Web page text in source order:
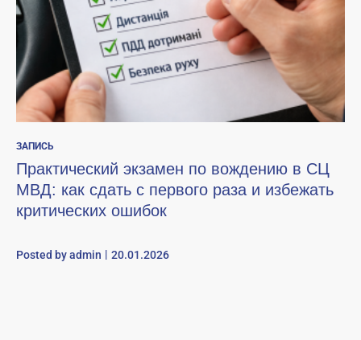
ЗАПИСЬ
Практический экзамен по вождению в СЦ
МВД: как сдать с первого раза и избежать
критических ошибок
Posted byadmin 20.01.2026